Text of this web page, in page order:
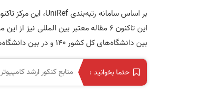
بین دانشگاه‌های کل کشور 140 و در بین دانشگاه‌های دولتی در جایگاه 58 قرار داشت.
حتما بخوانید : منابع کنکور ارشد کامپیوتر